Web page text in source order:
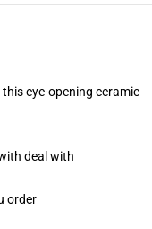
eye-opening ceramic
deal with
order